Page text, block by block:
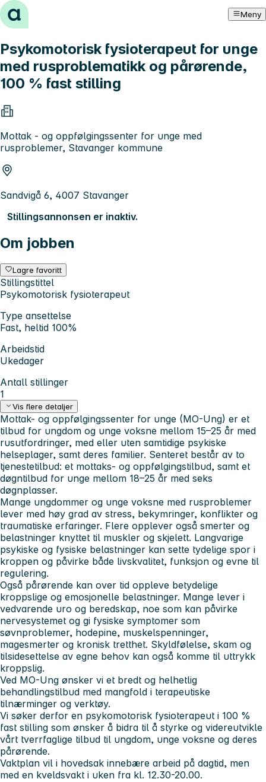
Hopp til innhold Meny
Psykomotorisk fysioterapeut for unge
med rusproblematikk og pårørende,
100 % fast stilling
Mottak - og oppfølgingssenter for unge med
rusproblemer, Stavanger kommune
Sandvigå 6, 4007 Stavanger
Stillingsannonsen er inaktiv.
Om jobben
Lagre favoritt
Stillingstittel
Psykomotorisk fysioterapeut
Type ansettelse
Fast, heltid 100%
Arbeidstid
Ukedager
Antall stillinger
1
Vis flere detaljer
Mottak- og oppfølgingssenter for unge (MO-Ung) er et
tilbud for ungdom og unge voksne mellom 15–25 år med
rusutfordringer, med eller uten samtidige psykiske
helseplager, samt deres familier. Senteret består av to
tjenestetilbud: et mottaks- og oppfølgingstilbud, samt et
døgntilbud for unge mellom 18–25 år med seks
døgnplasser.
Mange ungdommer og unge voksne med rusproblemer
lever med høy grad av stress, bekymringer, konflikter og
traumatiske erfaringer. Flere opplever også smerter og
belastninger knyttet til muskler og skjelett. Langvarige
psykiske og fysiske belastninger kan sette tydelige spor i
kroppen og påvirke både livskvalitet, funksjon og evne til
regulering.
Også pårørende kan over tid oppleve betydelige
kroppslige og emosjonelle belastninger. Mange lever i
vedvarende uro og beredskap, noe som kan påvirke
nervesystemet og gi fysiske symptomer som
søvnproblemer, hodepine, muskelspenninger,
magesmerter og kronisk tretthet. Skyldfølelse, skam og
tilsidesettelse av egne behov kan også komme til uttrykk
kroppslig.
Ved MO-Ung ønsker vi et bredt og helhetlig
behandlingstilbud med mangfold i terapeutiske
tilnærminger og verktøy.
Vi søker derfor en psykomotorisk fysioterapeut i 100 %
fast stilling som ønsker å bidra til å styrke og videreutvikle
vårt tverrfaglige tilbud til ungdom, unge voksne og deres
pårørende.
Vaktplan vil i hovedsak innebære arbeid på dagtid, men
med en kveldsvakt i uken fra kl. 12.30-20.00.